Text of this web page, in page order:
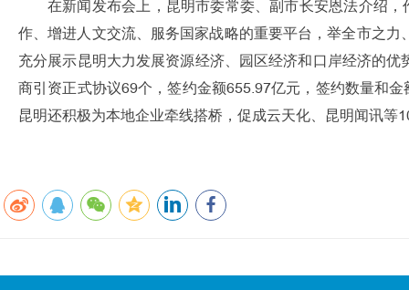
在新闻发布会上，昆明市委常委、副市长安恩法介绍
作、增进人文交流、服务国家战略的重要平台，举全市之
充分展示昆明大力发展资源经济、园区经济和口岸经济的
商引资正式协议69个，签约金额655.97亿元，签约数量和
昆明还积极为本地企业牵线搭桥，促成云天化、昆明闻讯